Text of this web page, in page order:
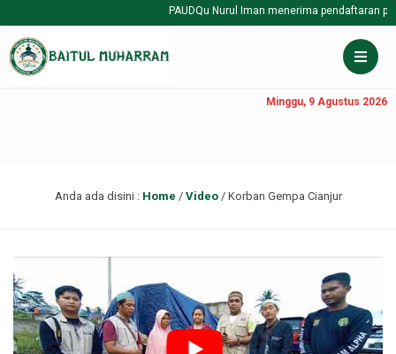
PAUDQu Nurul Iman menerima pendaftaran
Minggu, 9 Agustus 2026
Anda ada disini : Home / Video/ Korban Gempa Cianjur